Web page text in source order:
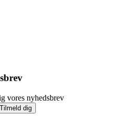
vores nyhedsbrev
Tilmeld dig